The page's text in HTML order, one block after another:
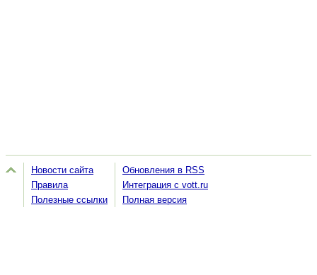
Новости сайта
Правила
Полезные ссылки
Обновления в RSS
Интеграция с vott.ru
Полная версия